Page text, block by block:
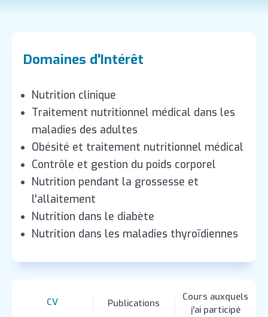
Domaines d'Intérêt
Nutrition clinique
Traitement nutritionnel médical dans les
maladies des adultes
Obésité et traitement nutritionnel médical
Contrôle et gestion du poids corporel
Nutrition pendant la grossesse et
l'allaitement
Nutrition dans le diabète
Nutrition dans les maladies thyroïdiennes
CV Publications
Cours auxquels
j'ai participé